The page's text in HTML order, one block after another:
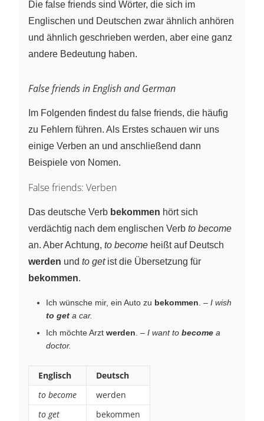
Die false friends sind Wörter, die sich im
Englischen und Deutschen zwar ähnlich anhören
und ähnlich geschrieben werden, aber eine ganz
andere Bedeutung haben.
False friends in English and German
Im Folgenden findest du false friends, die häufig
zu Fehlern führen. Als Erstes schauen wir uns
einige Verben an und anschließend dann
Beispiele von Nomen.
False friends: Verben
Das deutsche Verb bekommen hört sich
verdächtig nach dem englischen Verb to become
an. Aber Achtung, to become heißt auf Deutsch
werden und to getist die Übersetzung für
bekommen.
Ich wünsche mir, ein Auto zu bekommen . – I wish
to get a car.
Ich möchte Arzt werden . – I want to become a
doctor.
Englisch
Deutsch
to become
werden
to get
bekommen